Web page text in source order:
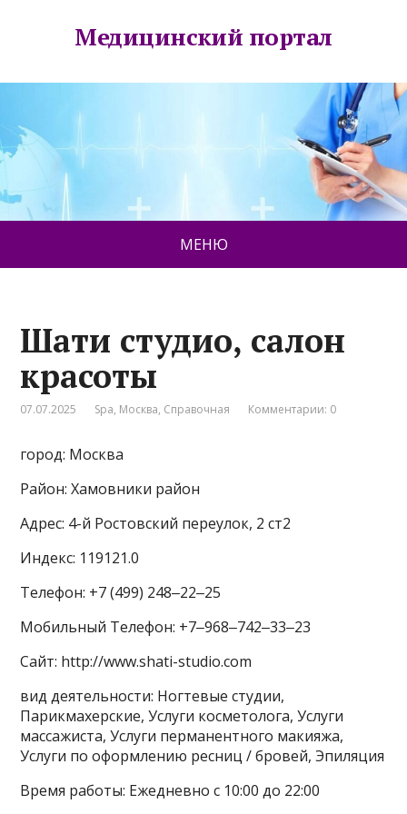
Медицинский портал
МЕНЮ
Шати студио, салон
красоты
07.07.2025 Spa, Москва, Справочная Комментарии: 0
город: Москва
Район: Хамовники район
Адрес: 4-й Ростовский переулок, 2 ст2
Индекс: 119121.0
Телефон: +7 (499) 248‒22‒25
Мобильный Телефон: +7‒968‒742‒33‒23
Сайт: http://www.shati-studio.com
вид деятельности: Ногтевые студии,
Парикмахерские, Услуги косметолога, Услуги
массажиста, Услуги перманентного макияжа,
Услуги по оформлению ресниц / бровей, Эпиляция
Время работы: Ежедневно с 10:00 до 22:00